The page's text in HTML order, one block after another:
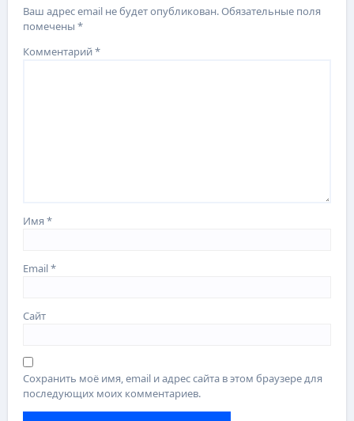
Ваш адрес email не будет опубликован.Обязательные поля
помечены*
Комментарий*
Имя*
Email*
Сайт
Сохранить моё имя, email и адрес сайта в этом браузере для
последующих моих комментариев.